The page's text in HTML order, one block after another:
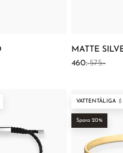
MATTE
REA-pris
460:-Pris
575:-
VATTENTÅLIGA 💧
Spara 20%